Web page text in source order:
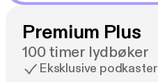
Premium Plus
100 timer lydbøker
Eksklusive podkaster